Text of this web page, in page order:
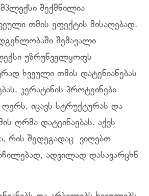
შექმნილია
თმის ეფექტის მისაღებად.
შემავალი
უზრუნველყოფს
ხვეული თმის დატენიანებას
კერატინის პროტეინები
იცავს სტრუქტურას და
ღრმა დატეინაებას. აქვს
რის შედეგადაც ვიღებთ
ადვილად დასავარცხნ